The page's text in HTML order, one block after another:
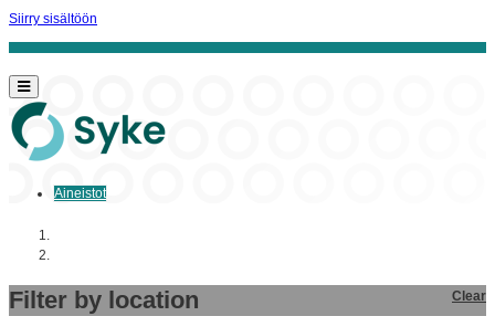
Siirry sisältöön
Aineistot
Filter by location Clear